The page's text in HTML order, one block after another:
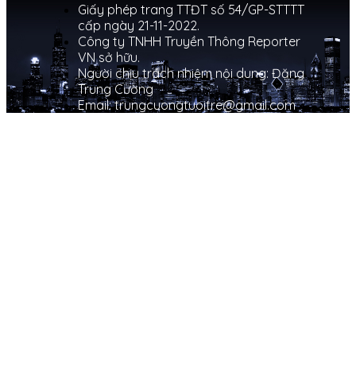
Giấy phép trang TTĐT số 54/GP-STTTT
cấp ngày 21-11-2022.
Công ty TNHH Truyền Thông Reporter
VN sở hữu.
Người chịu trách nhiệm nội dung: Đặng
Trung Cường
Email: trungcuongtuoitre@gmail.com